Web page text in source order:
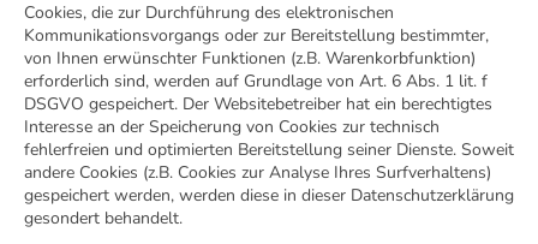
Cookies, die zur Durchführung des elektronischen
Kommunikationsvorgangs oder zur Bereitstellung bestimmter,
von Ihnen erwünschter Funktionen (z.B. Warenkorbfunktion)
erforderlich sind, werden auf Grundlage von Art. 6 Abs. 1 lit. f
DSGVO gespeichert. Der Websitebetreiber hat ein berechtigtes
Interesse an der Speicherung von Cookies zur technisch
fehlerfreien und optimierten Bereitstellung seiner Dienste. Soweit
andere Cookies (z.B. Cookies zur Analyse Ihres Surfverhaltens)
gespeichert werden, werden diese in dieser Datenschutzerklärung
gesondert behandelt.